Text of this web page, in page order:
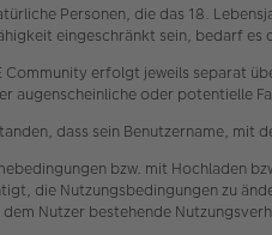
Personen, die das 18.
eingeschränkt sein, bedarf
Community erfolgt jeweils separat
augenscheinliche oder potentielle
dass sein Benutzername, mit
bzw. mit Hochladen
die Nutzungsbedingungen zu
dem Nutzer bestehende